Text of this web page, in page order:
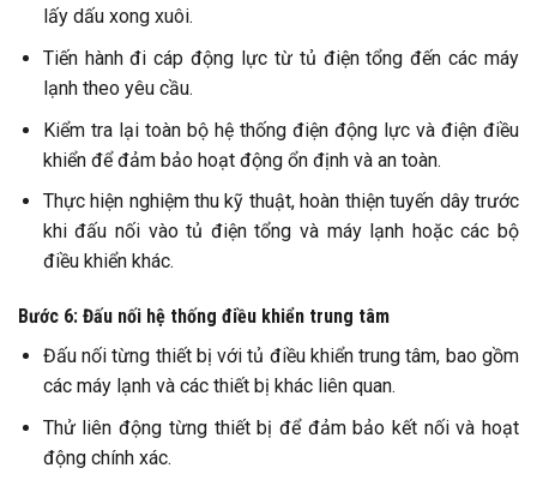
lấy dấu xong xuôi.
Tiến hành đi cáp động lực từ tủ điện tổng đến các máy
lạnh theo yêu cầu.
Kiểm tra lại toàn bộ hệ thống điện động lực và điện điều
khiển để đảm bảo hoạt động ổn định và an toàn.
Thực hiện nghiệm thu kỹ thuật, hoàn thiện tuyến dây trước
khi đấu nối vào tủ điện tổng và máy lạnh hoặc các bộ
điều khiển khác.
Bước 6: Đấu nối hệ thống điều khiển trung tâm
Đấu nối từng thiết bị với tủ điều khiển trung tâm, bao gồm
các máy lạnh và các thiết bị khác liên quan.
Thử liên động từng thiết bị để đảm bảo kết nối và hoạt
động chính xác.